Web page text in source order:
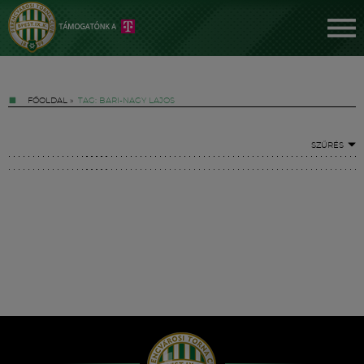
FŐOLDAL » TAG: BARI-NAGY LAJOS
SZŰRÉS
Hírek